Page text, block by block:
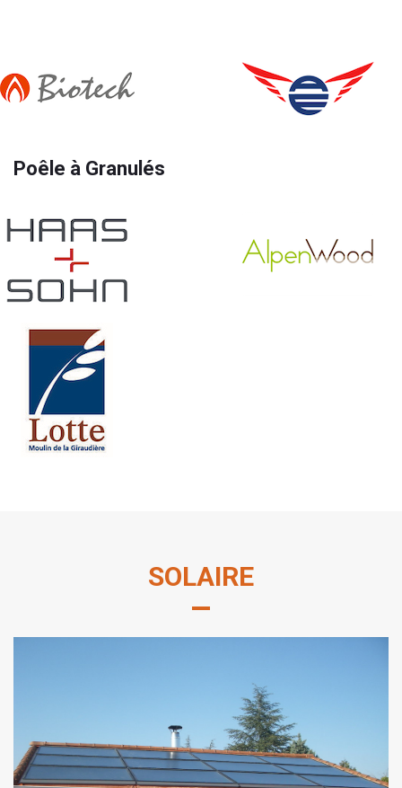
Poêle à Granulés
SOLAIRE